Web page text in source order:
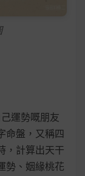
運勢嘅朋友
命盤，又稱四
，計算出天干
勢、姻緣桃花